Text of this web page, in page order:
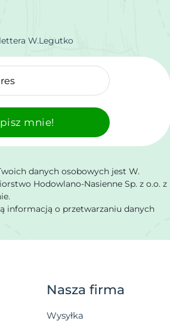
W.Legutko
mnie!
danych osobowych jest W.
Hodowlano-Nasienne Sp. z o.o. z
informacją o przetwarzaniu danych
Nasza firma
Wysyłka